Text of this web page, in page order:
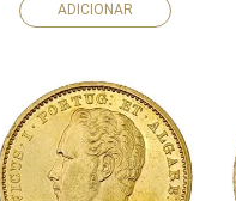
ADICIONAR